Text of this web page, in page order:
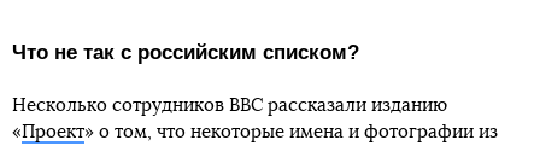
Что не так с российским списком?
Несколько сотрудников BBC рассказали изданию
«Проект» о том, что некоторые имена и фотографии из